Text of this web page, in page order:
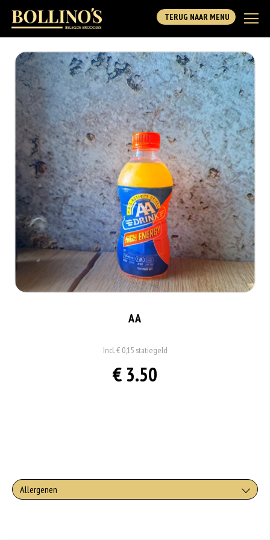
TERUG NAAR MENU
AA
Incl. € 0,15 statiegeld
€ 3.50
Allergenen